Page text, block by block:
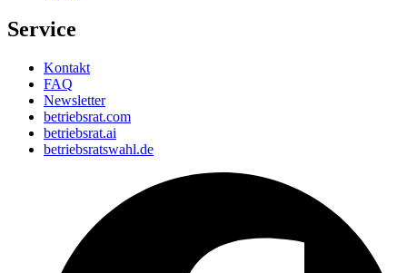
Service
Kontakt
FAQ
Newsletter
betriebsrat.com
betriebsrat.ai
betriebsratswahl.de